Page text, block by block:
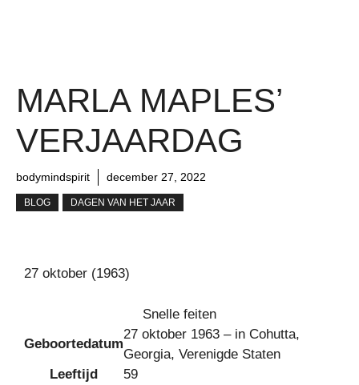
MARLA MAPLES’
VERJAARDAG
bodymindspirit december 27, 2022
BLOG DAGEN VAN HET JAAR
27 oktober (1963)
Snelle feiten
Geboortedatum
27 oktober 1963 – in Cohutta,
Georgia, Verenigde Staten
Leeftijd
59